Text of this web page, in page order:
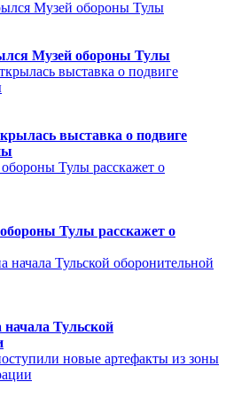
Музей обороны Тулы
выставка о подвиге
Тулы расскажет о
Тульской